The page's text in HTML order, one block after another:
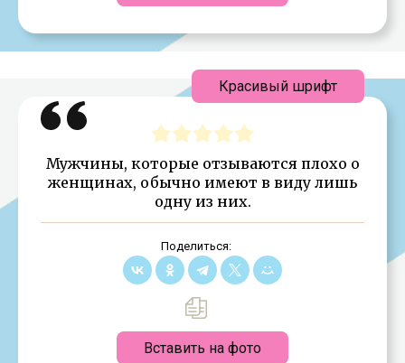
Мужчины, которые отзываются плохо о
женщинах, обычно имеют в виду лишь
одну из них.
Поделиться:
Вставить на фото
Красивый шрифт